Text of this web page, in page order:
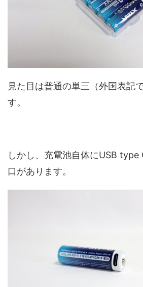
見た目は普通の単三（外国表記
す。
しかし、充電池自体にUSB type
口があります。